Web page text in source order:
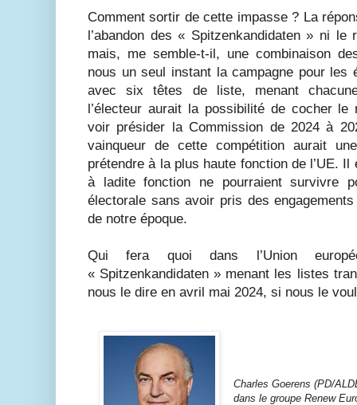
Comment sortir de cette impasse ? La
l’abandon des « Spitzenkandidaten » ni
mais, me semble-t-il, une combinaison
nous un seul instant la campagne pour les
avec six têtes de liste, menant
l’électeur aurait la possibilité de cocher le
voir présider la Commission de 2024 à
vainqueur de cette compétition aurait
prétendre à la plus haute fonction de l’UE.
à ladite fonction ne pourraient survivre
électorale sans avoir pris des
de notre époque.
Qui fera quoi dans l’Union
« Spitzenkandidaten » menant les listes
nous le dire en avril mai 2024, si nous le
Charles Goerens (PD/
dans le groupe Renew